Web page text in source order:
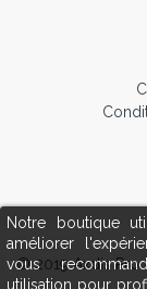
Notre boutique
améliorer
vous
utilisation pour
© 2019 Axdis Pro